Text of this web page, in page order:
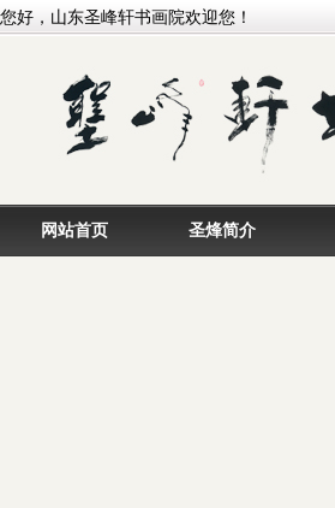
您好，山东圣峰轩书画院欢迎您！
网站首页 圣烽简介